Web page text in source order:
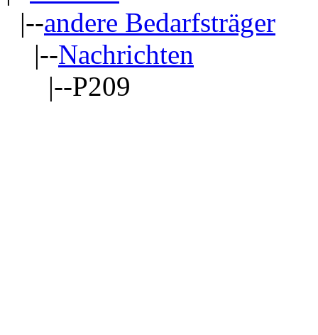
|--andere Bedarfsträger
|--Nachrichten
|--P209